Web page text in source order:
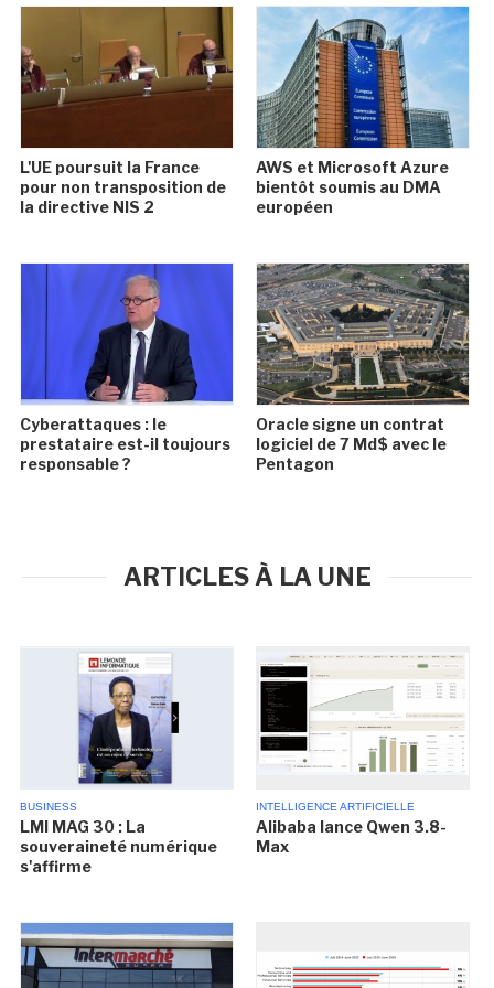
L'UE poursuit la France
pour non transposition de
la directive NIS 2
AWS et Microsoft Azure
bientôt soumis au DMA
européen
Cyberattaques : le
prestataire est-il toujours
responsable ?
Oracle signe un contrat
logiciel de 7 Md$ avec le
Pentagon
ARTICLES À LA UNE
BUSINESS
LMI MAG 30 : La
souveraineté numérique
s'affirme
INTELLIGENCE ARTIFICIELLE
Alibaba lance Qwen 3.8-
Max